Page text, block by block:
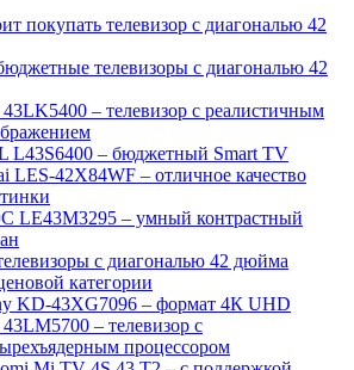
покупать телевизор с диагональю 42
телевизоры с диагональю 42
– телевизор с реалистичным
L43S6400 – бюджетный Smart TV
LES-42X84WF – отличное качество
LE43M3295 – умный контрастный
с диагональю 42 дюйма
категории
KD-43XG7096 – формат 4К UHD
– телевизор с
процессором